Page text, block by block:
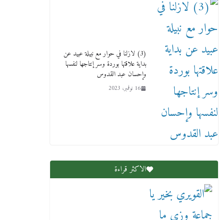
(3) لازلنا في حوار مع نبيلة عبيد عن
بداية علاقتها بوردة وسر إنتاجها لنفسها
وإحسان عبد القدوس
16 نوفمبر، 2023
الاكثر قراءة